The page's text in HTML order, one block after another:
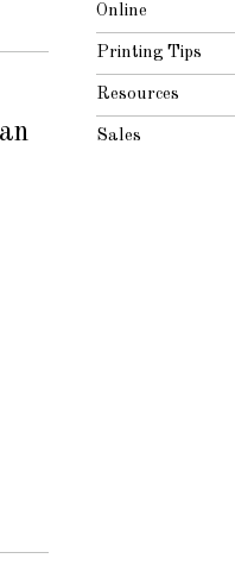
Online
Printing Tips
Resources
Sales